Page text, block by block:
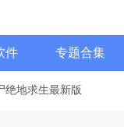
件 专题合集
绝地求生最新版